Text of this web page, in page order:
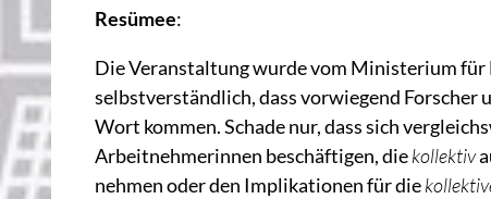
Resümee:
Die Veranstaltung wurde vom Ministerium für
selbstverständlich, dass vorwiegend
Wort kommen. Schade nur, dass sich
Arbeitnehmerinnen beschäftigen, diekollektiv
nehmen oder den Implikationen für die